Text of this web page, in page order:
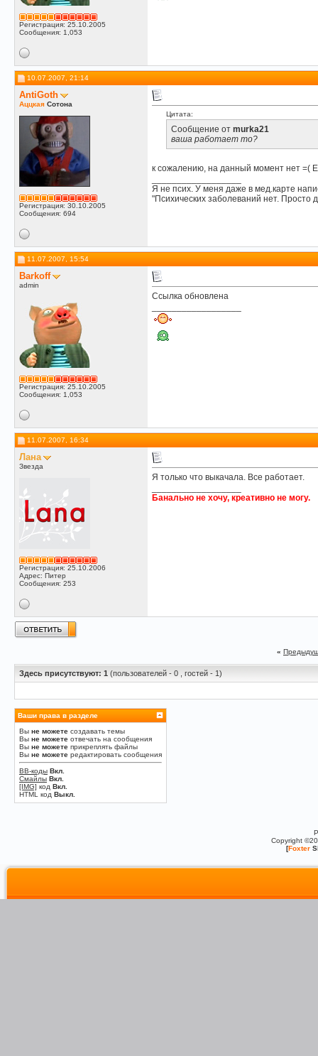
Регистрация: 25.10.2005
Сообщения: 1,053
10.07.2007, 21:14
AntiGoth
Аццкая Сотона
Регистрация: 30.10.2005
Сообщения: 694
Цитата:
Сообщение от murka21
ваша работает то?
к сожалению, на данный момент нет =(
Я не псих. У меня даже в мед.карте
"Психических заболеваний нет. Просто
11.07.2007, 15:54
Barkoff
admin
Регистрация: 25.10.2005
Сообщения: 1,053
Ссылка обновлена
11.07.2007, 16:34
Лана
Звезда
Регистрация: 25.10.2006
Адрес: Питер
Сообщения: 253
Я только что выкачала. Все работает.
Банально не хочу, креативно не могу.
«
Здесь присутствуют: 1 (пользователей - 0 , гостей - 1)
Ваши права в разделе
Вы не можете создавать темы
Вы не можете отвечать на сообщения
Вы не можете прикреплять файлы
Вы не можете редактировать сообщения
BB-коды Вкл.
Смайлы Вкл.
[IMG] код Вкл.
HTML код Выкл.
Copyright
[Foxter